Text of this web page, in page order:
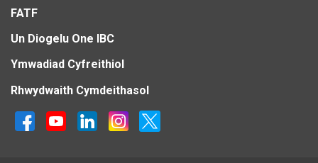
FATF
Un Diogelu One IBC
Ymwadiad Cyfreithiol
Rhwydwaith Cymdeithasol